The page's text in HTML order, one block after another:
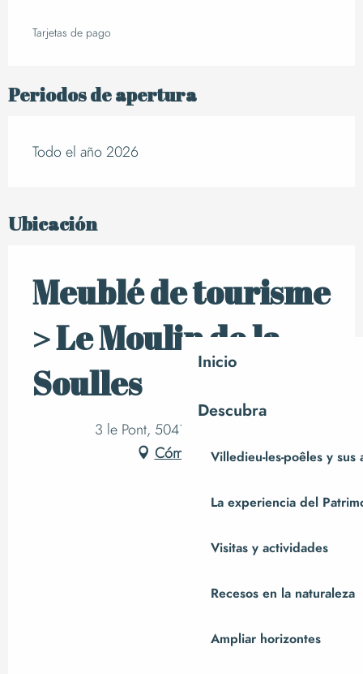
Inicio
Descubra
Villedieu-les-poêles y sus
La experiencia del
Visitas y actividades
Recesos en la naturaleza
Ampliar horizontes
Tarjetas de pago
Periodos de apertura
Todo el año 2026
Ubicación
Meublé de tourisme
> Le Moulin de la
Soulles
3 le Pont, 50410 Villebaudon
Cómo llegar